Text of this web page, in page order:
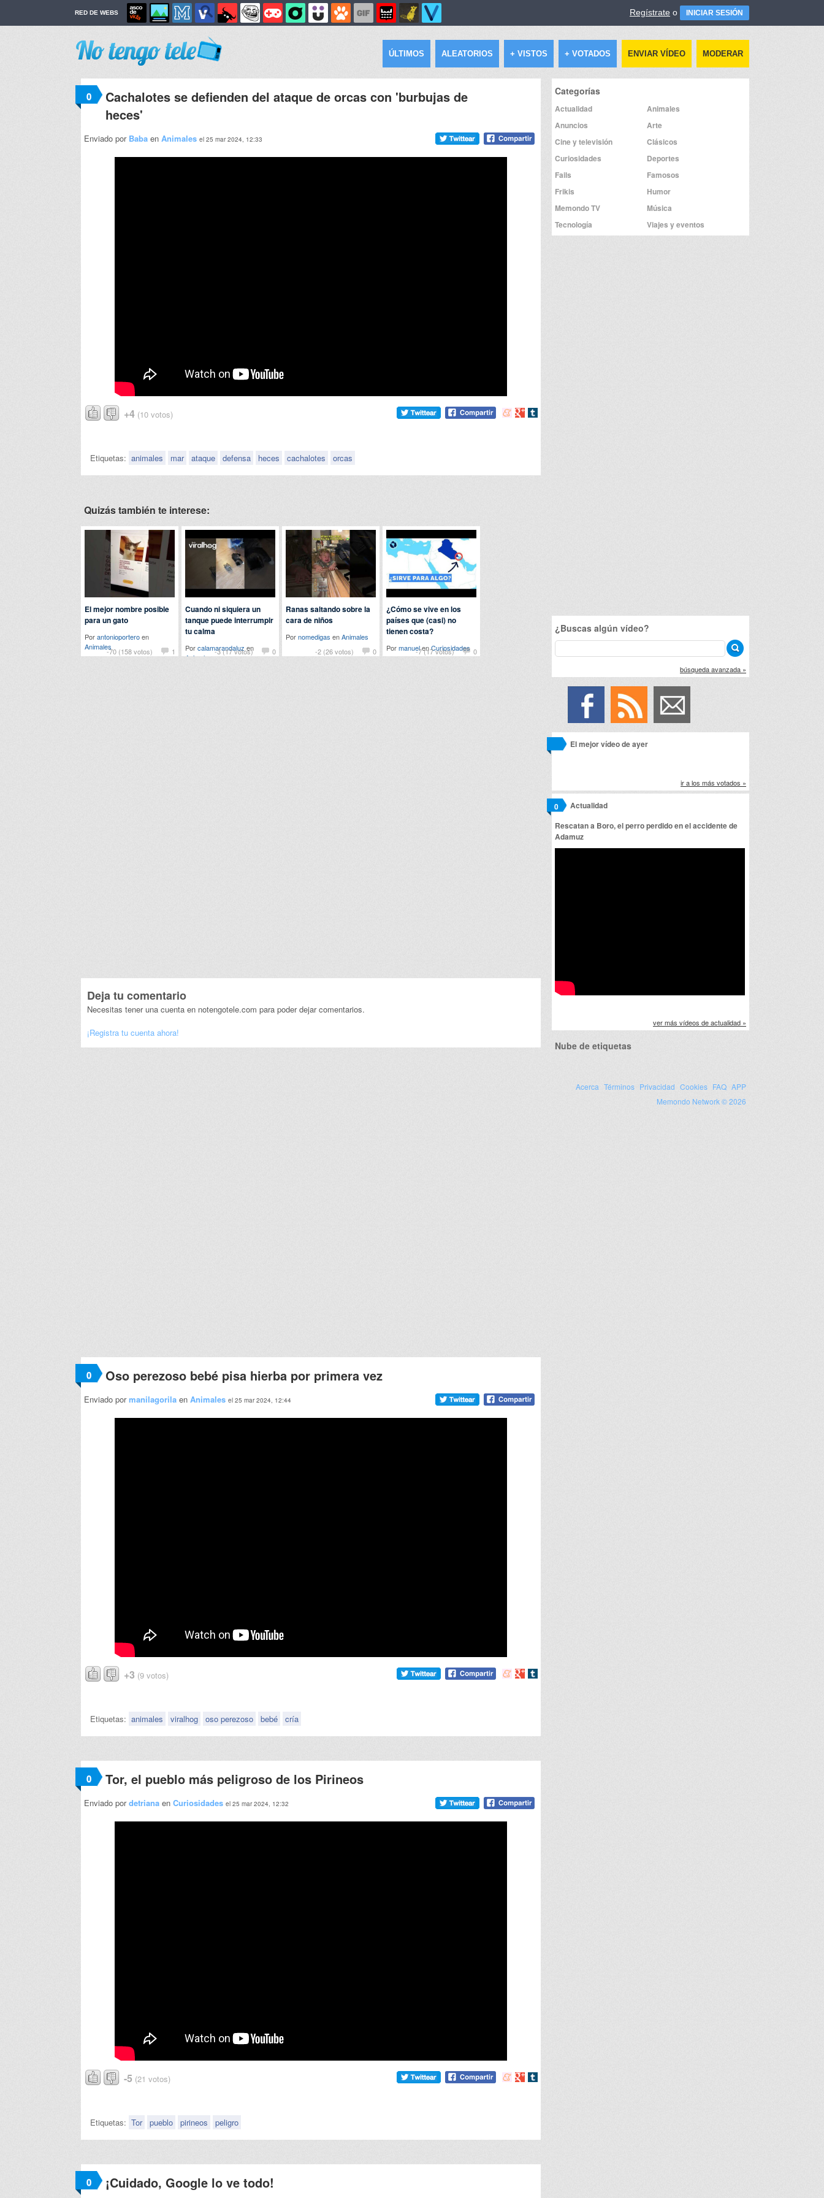
RED DE WEBS Regístrate o INICIAR SESIÓN
ÚLTIMOS ALEATORIOS + VISTOS + VOTADOS ENVIAR VÍDEO MODERAR
0
Cachalotes se defienden del ataque de orcas con 'burbujas de
heces'
Enviado por Baba en Animales el 25 mar 2024, 12:33
+4 (10 votos)
Compartir
Compartir
Compartir
Etiquetas: animales mar ataque defensa heces cachalotes orcas
Quizás también te interese:
-70 (158 votos) 1
El mejor nombre posible
para un gato
Porantonioporteroen
Animales
-3 (17 votos) 0
Cuando ni siquiera un
tanque puede interrumpir
tu calma
Porcalamarandaluz en
Animales
-2 (26 votos) 0
Ranas saltando sobre la
cara de niños
Pornomedigas enAnimales
-7 (17 votos)
0
¿Cómo se vive en los
países que (casi) no
tienen costa?
PormanuelenCuriosidades
Deja tu comentario
Necesitas tener una cuenta en notengotele.com para poder dejar comentarios.
¡Registra tu cuenta ahora!
0 Oso perezoso bebé pisa hierba por primera vez
Enviado pormanilagorila en Animales el 25 mar 2024, 12:44
+3 (9 votos)
Compartir
Compartir
Compartir
Etiquetas: animales viralhog oso perezoso bebé cría
0 Tor, el pueblo más peligroso de los Pirineos
Enviado pordetriana en Curiosidades el 25 mar 2024, 12:32
-5 (21 votos)
Compartir
Compartir
Compartir
Etiquetas: Tor pueblo pirineos peligro
0 ¡Cuidado, Google lo ve todo!
Categorías
Actualidad
Animales
Anuncios
Arte
Cine y televisión
Clásicos
Curiosidades
Deportes
Fails
Famosos
Frikis
Humor
Memondo TV
Música
Tecnología
Viajes y eventos
¿Buscas algún vídeo?
búsqueda avanzada »
El mejor vídeo de ayer
ir a los más votados »
Actualidad
0
Rescatan a Boro, el perro perdido en el accidente de
Adamuz
ver más vídeos de actualidad »
Nube de etiquetas
Acerca Términos Privacidad Cookies FAQ APP
Memondo Network © 2026